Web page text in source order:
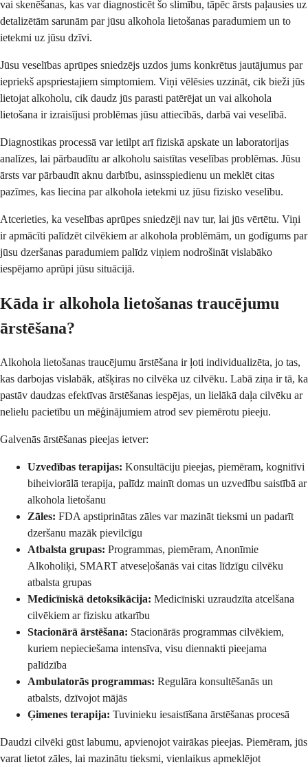
vai skenēšanas, kas var diagnosticēt šo slimību, tāpēc ārsts paļausies uz
detalizētām sarunām par jūsu alkohola lietošanas paradumiem un to
ietekmi uz jūsu dzīvi.
Jūsu veselības aprūpes sniedzējs uzdos jums konkrētus jautājumus par
iepriekš apspriestajiem simptomiem. Viņi vēlēsies uzzināt, cik bieži jūs
lietojat alkoholu, cik daudz jūs parasti patērējat un vai alkohola
lietošana ir izraisījusi problēmas jūsu attiecībās, darbā vai veselībā.
Diagnostikas processā var ietilpt arī fiziskā apskate un laboratorijas
analīzes, lai pārbaudītu ar alkoholu saistītas veselības problēmas. Jūsu
ārsts var pārbaudīt aknu darbību, asinsspiedienu un meklēt citas
pazīmes, kas liecina par alkohola ietekmi uz jūsu fizisko veselību.
Atcerieties, ka veselības aprūpes sniedzēji nav tur, lai jūs vērtētu. Viņi
ir apmācīti palīdzēt cilvēkiem ar alkohola problēmām, un godīgums par
jūsu dzeršanas paradumiem palīdz viņiem nodrošināt vislabāko
iespējamo aprūpi jūsu situācijā.
Kāda ir alkohola lietošanas traucējumu
ārstēšana?
Alkohola lietošanas traucējumu ārstēšana ir ļoti individualizēta, jo tas,
kas darbojas vislabāk, atšķiras no cilvēka uz cilvēku. Labā ziņa ir tā, ka
pastāv daudzas efektīvas ārstēšanas iespējas, un lielākā daļa cilvēku ar
nelielu pacietību un mēģinājumiem atrod sev piemērotu pieeju.
Galvenās ārstēšanas pieejas ietver:
Uzvedības terapijas: Konsultāciju pieejas, piemēram, kognitīvi
biheiviorālā terapija, palīdz mainīt domas un uzvedību saistībā ar
alkohola lietošanu
Zāles: FDA apstiprinātas zāles var mazināt tieksmi un padarīt
dzeršanu mazāk pievilcīgu
Atbalsta grupas: Programmas, piemēram, Anonīmie
Alkoholiķi, SMART atveseļošanās vai citas līdzīgu cilvēku
atbalsta grupas
Medicīniskā detoksikācija: Medicīniski uzraudzīta atcelšana
cilvēkiem ar fizisku atkarību
Stacionārā ārstēšana: Stacionārās programmas cilvēkiem,
kuriem nepieciešama intensīva, visu diennakti pieejama
palīdzība
Ambulatorās programmas: Regulāra konsultēšanās un
atbalsts, dzīvojot mājās
Ģimenes terapija: Tuvinieku iesaistīšana ārstēšanas procesā
Daudzi cilvēki gūst labumu, apvienojot vairākas pieejas. Piemēram, jūs
varat lietot zāles, lai mazinātu tieksmi, vienlaikus apmeklējot